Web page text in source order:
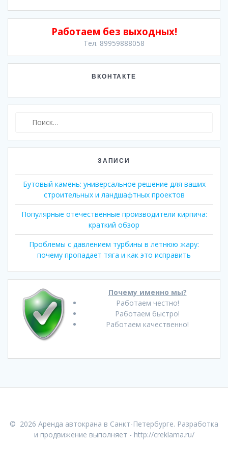
Работаем без выходных!
Тел. 89959888058
ВКОНТАКТЕ
ЗАПИСИ
Бутовый камень: универсальное решение для ваших
строительных и ландшафтных проектов
Популярные отечественные производители кирпича:
краткий обзор
Проблемы с давлением турбины в летнюю жару:
почему пропадает тяга и как это исправить
Почему именно мы?
Работаем честно!
Работаем быстро!
Работаем качественно!
© 2026 Аренда автокрана в Санкт-Петербурге. Разработка
и продвижение выполняет - http://creklama.ru/